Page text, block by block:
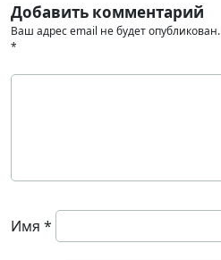
Добавить комментарий
Ваш адрес email не будет опубликован.
*
Имя *